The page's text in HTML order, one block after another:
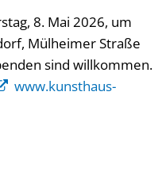
8. Mai 2026, um
Mülheimer Straße
sind willkommen.
www.kunsthaus-